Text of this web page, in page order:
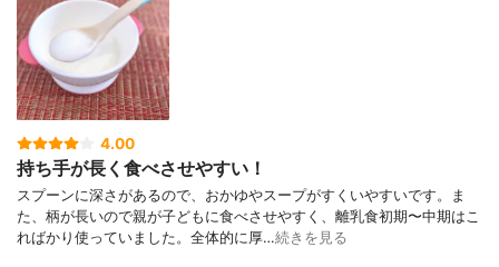
4.00
持ち手が長く食べさせやすい！
スプーンに深さがあるので、おかゆやスープがすくいやすいです。ま
た、柄が長いので親が子どもに食べさせやすく、離乳食初期〜中期はこ
ればかり使っていました。全体的に厚…続きを見る